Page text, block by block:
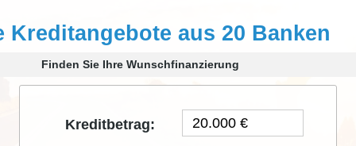
Kreditangebote aus 20 Banken
Finden Sie Ihre Wunschfinanzierung
Kreditbetrag: